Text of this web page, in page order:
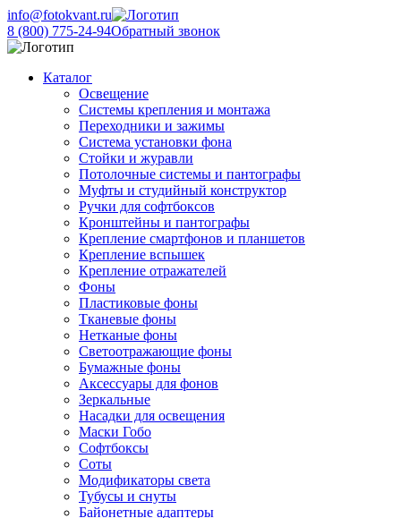
info@fotokvant.ru
8 (800) 775-24-94Обратный звонок
Каталог
Освещение
Системы крепления и монтажа
Переходники и зажимы
Система установки фона
Стойки и журавли
Потолочные системы и пантографы
Муфты и студийный конструктор
Ручки для софтбоксов
Кронштейны и пантографы
Крепление смартфонов и планшетов
Крепление вспышек
Крепление отражателей
Фоны
Пластиковые фоны
Тканевые фоны
Нетканые фоны
Светоотражающие фоны
Бумажные фоны
Аксессуары для фонов
Зеркальные
Насадки для освещения
Маски Гобо
Софтбоксы
Соты
Модификаторы света
Тубусы и снуты
Байонетные адаптеры